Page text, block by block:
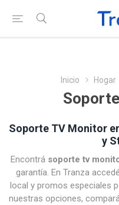
Inicio Hogar
Soporte TV Monitor
y
Encontrá soporte tv
garantía. En Tranza
local y promos especiales
nuestras opciones,